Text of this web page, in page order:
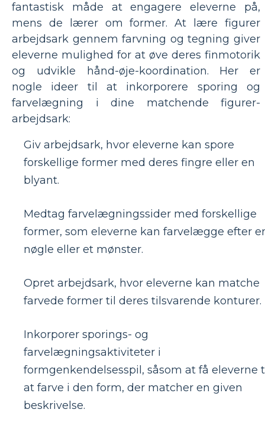
fantastisk måde at engagere eleverne på,
mens de lærer om former. At lære figurer
arbejdsark gennem farvning og tegning giver
eleverne mulighed for at øve deres finmotorik
og udvikle hånd-øje-koordination. Her er
nogle ideer til at inkorporere sporing og
farvelægning i dine matchende figurer-
arbejdsark:
Giv arbejdsark, hvor eleverne kan spore
forskellige former med deres fingre eller en
blyant.
Medtag farvelægningssider med forskellige
former, som eleverne kan farvelægge efter
nøgle eller et mønster.
Opret arbejdsark, hvor eleverne kan matche
farvede former til deres tilsvarende konturer.
Inkorporer sporings- og
farvelægningsaktiviteter i
formgenkendelsesspil, såsom at få eleverne
at farve i den form, der matcher en given
beskrivelse.